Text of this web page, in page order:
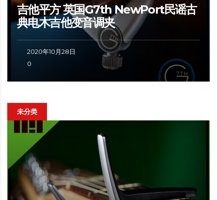
吉他平方 英国G7th NewPort民谣古
典电木吉他变音调夹
2020年10月28日
0
未分类